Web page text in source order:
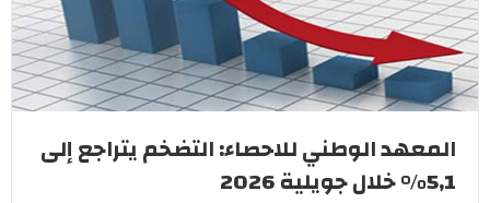
المعهد الوطني للاحصاء: التضخم يتراجع إلى
5,1% خلال جويلية 2026